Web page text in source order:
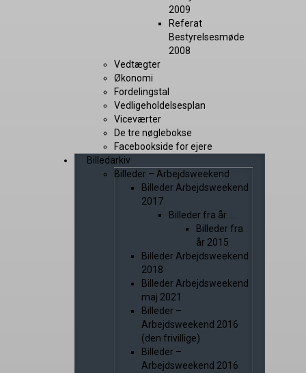
2009
Referat
Bestyrelsesmøde
2008
Vedtægter
Økonomi
Fordelingstal
Vedligeholdelsesplan
Viceværter
De tre nøglebokse
Facebookside for ejere
Billedarkiv
Billeder – Arbejdsweekend
Billeder Arbejdsweekend
2017
Billeder fra år …
Billeder fra
år 2015
Billeder Arbejdsweekend
2018
Billeder Arbejdsweekend
maj 2021
Billeder –
Arbejdsweekend 2016
(den frivillige)
Billeder –
Arbejdsweekend 2016